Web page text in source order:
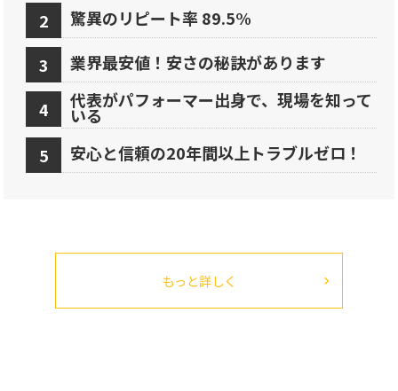
驚異のリピート率 89.5%
業界最安値！安さの秘訣があります
代表がパフォーマー出身で、現場を知って
いる
安心と信頼の20年間以上トラブルゼロ！
もっと詳しく